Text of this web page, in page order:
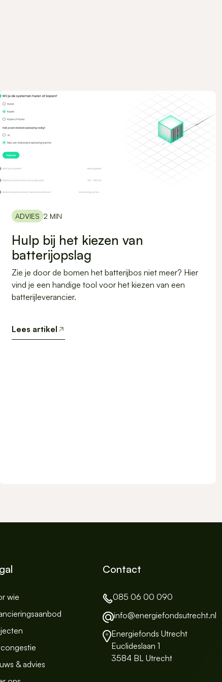
ADVIES 2 MIN
Hulp bij het kiezen van
batterijopslag
Zie je door de bomen het batterijbos niet meer? Hier
vind je een handige tool voor het kiezen van een
batterijleverancier.
Lees artikel
wie
& advies
Contact
085 06 00 090
info@energiefondsutrecht.nl
Energiefonds Utrecht
Euclideslaan 1
3584 BL Utrecht